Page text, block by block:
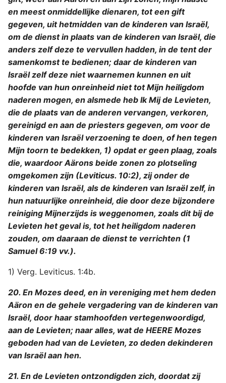
en meest onmiddellijke dienaren, tot een gift
gegeven, uit hetmidden van de kinderen van Israël,
om de dienst in plaats van de kinderen van Israël, die
anders zelf deze te vervullen hadden, in de tent der
samenkomst te bedienen; daar de kinderen van
Israël zelf deze niet waarnemen kunnen en uit
hoofde van hun onreinheid niet tot Mijn heiligdom
naderen mogen, en alsmede heb Ik Mij de Levieten,
die de plaats van de anderen vervangen, verkoren,
gereinigd en aan de priesters gegeven, om voor de
kinderen van Israël verzoening te doen, of hen tegen
Mijn toorn te bedekken, 1) opdat er geen plaag, zoals
die, waardoor Aärons beide zonen zo plotseling
omgekomen zijn (Leviticus. 10:2), zij onder de
kinderen van Israël, als de kinderen van Israël zelf, in
hun natuurlijke onreinheid, die door deze bijzondere
reiniging Mijnerzijds is weggenomen, zoals dit bij de
Levieten het geval is, tot het heiligdom naderen
zouden, om daaraan de dienst te verrichten (1
Samuel 6:19 vv.).
1) Verg. Leviticus. 1:4b.
20. En Mozes deed, en in vereniging met hem deden
Aäron en de gehele vergadering van de kinderen van
Israël, door haar stamhoofden vertegenwoordigd,
aan de Levieten; naar alles, wat de HEERE Mozes
geboden had van de Levieten, zo deden dekinderen
van Israël aan hen.
21. En de Levieten ontzondigden zich, doordat zij